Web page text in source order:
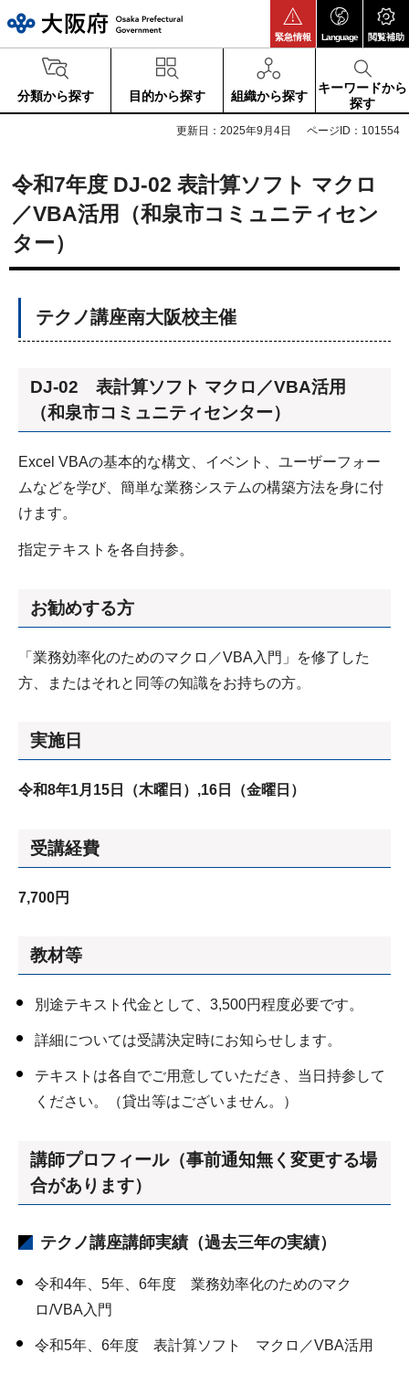
緊急情報 Language 閲覧補助
分類から探す 目的から探す 組織から探す
キーワードから
探す
更新日：2025年9月4日 ページID：101554
令和7年度 DJ-02 表計算ソフト マクロ
／VBA活用（和泉市コミュニティセン
ター）
テクノ講座南大阪校主催
DJ-02 表計算ソフト マクロ／VBA活用
（和泉市コミュニティセンター）
Excel VBAの基本的な構文、イベント、ユーザーフォー
ムなどを学び、簡単な業務システムの構築方法を身に付
けます。
指定テキストを各自持参。
お勧めする方
「業務効率化のためのマクロ／VBA入門」を修了した
方、またはそれと同等の知識をお持ちの方。
実施日
令和8年1月15日（木曜日） ,16日（金曜日）
受講経費
7,700円
教材等
別途テキスト代金として、3,500円程度必要です。
詳細については受講決定時にお知らせします。
テキストは各自でご用意していただき、当日持参して
ください。（貸出等はございません。）
講師プロフィール（事前通知無く変更する場
合があります）
テクノ講座講師実績（過去三年の実績）
令和4年、5年、6年度 業務効率化のためのマク
ロ/VBA入門
令和5年、6年度 表計算ソフト マクロ／VBA活用